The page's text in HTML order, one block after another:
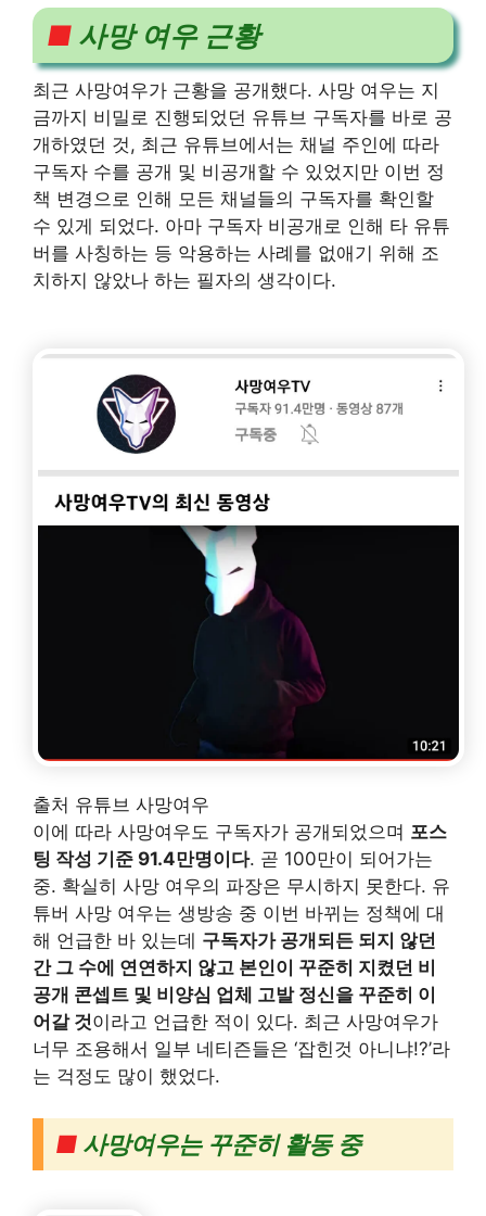
■사망 여우 근황
최근 사망여우가 근황을 공개했다. 사망 여우는 지
금까지 비밀로 진행되었던 유튜브 구독자를 바로 공
개하였던 것, 최근 유튜브에서는 채널 주인에 따라
구독자 수를 공개 및 비공개할 수 있었지만 이번 정
책 변경으로 인해 모든 채널들의 구독자를 확인할
수 있게 되었다. 아마 구독자 비공개로 인해 타 유튜
버를 사칭하는 등 악용하는 사례를 없애기 위해 조
치하지 않았나 하는 필자의 생각이다.
출처 유튜브 사망여우
이에 따라 사망여우도 구독자가 공개되었으며 포스
팅 작성 기준 91.4만명이다. 곧 100만이 되어가는
중. 확실히 사망 여우의 파장은 무시하지 못한다. 유
튜버 사망 여우는 생방송 중 이번 바뀌는 정책에 대
해 언급한 바 있는데 구독자가 공개되든 되지 않던
간 그 수에 연연하지 않고 본인이 꾸준히 지켰던 비
공개 콘셉트 및 비양심 업체 고발 정신을 꾸준히 이
어갈 것이라고 언급한 적이 있다. 최근 사망여우가
너무 조용해서 일부 네티즌들은 ‘잡힌것 아니냐!?’라
는 걱정도 많이 했었다.
■ 사망여우는 꾸준히 활동 중